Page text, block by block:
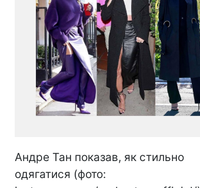
Андре Тан показав, як стильно
одягатися (фото: